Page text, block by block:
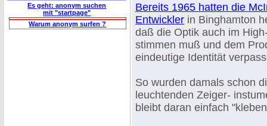
Es geht: anonym suchen
mit "startpage"
Warum anonym surfen ?
Bereits 1965 hatten die
Entwickler in Binghamton
daß die Optik auch im
stimmen muß und dem
eindeutige Identität
So wurden damals schon
leuchtenden Zeiger-
bleibt daran einfach